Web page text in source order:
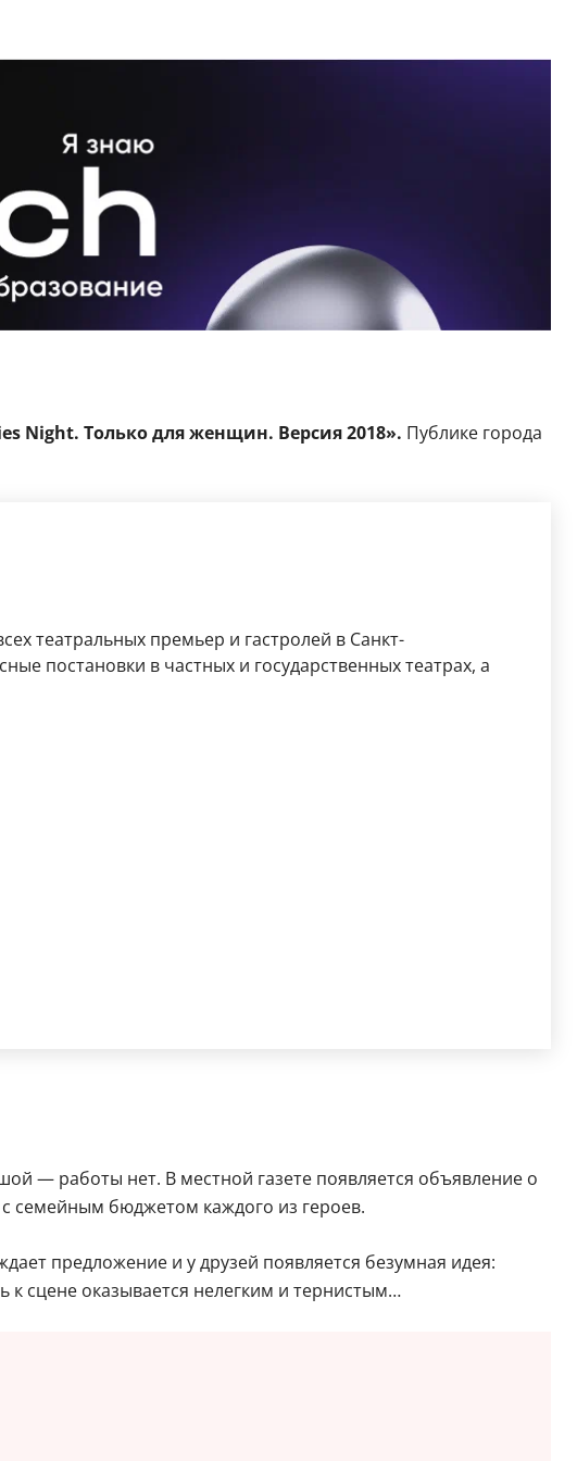
Night. Только для женщин. Версия 2018». Публике города
театральных премьер и гастролей в Санкт-
постановки в частных и государственных театрах, а
— работы нет. В местной газете появляется объявление о
семейным бюджетом каждого из героев.
предложение и у друзей появляется безумная идея:
сцене оказывается нелегким и тернистым…